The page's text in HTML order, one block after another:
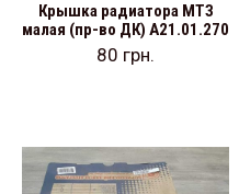
Крышка радиатора МТЗ
малая (пр-во ДК) А21.01.270
80 грн.